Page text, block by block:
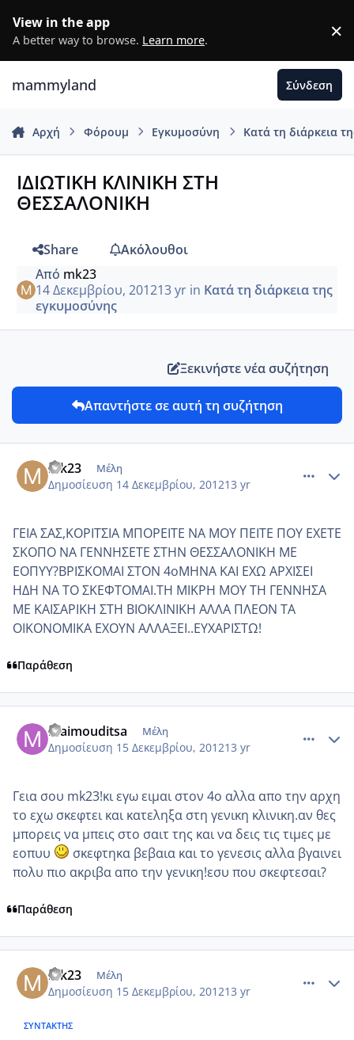
View in the app
A better way to browse. Learn more. ×
mammyland Σύνδεση
Αρχή Φόρουμ Εγκυμοσύνη Κατά τη διάρκεια
ΙΔΙΩΤΙΚΗ ΚΛΙΝΙΚΗ ΣΤΗ
ΘΕΣΣΑΛΟΝΙΚΗ
Share
Ακόλουθοι
Από mk23
14 Δεκεμβρίου, 201213 yrin Κατά τη διάρκεια της
εγκυμοσύνης
Ξεκινήστε νέα συζήτηση
Απαντήστε σε αυτή τη συζήτηση
mk23 Μέλη
Δημοσίευση 14 Δεκεμβρίου, 201213 yr
ΓΕΙΑ ΣΑΣ,ΚΟΡΙΤΣΙΑ ΜΠΟΡΕΙΤΕ ΝΑ ΜΟΥ ΠΕΙΤΕ ΠΟΥ ΕΧΕΤΕ
ΣΚΟΠΟ ΝΑ ΓΕΝΝΗΣΕΤΕ ΣΤΗΝ ΘΕΣΣΑΛΟΝΙΚΗ ΜΕ
ΕΟΠΥΥ?ΒΡΙΣΚΟΜΑΙ ΣΤΟΝ 4οΜΗΝΑ ΚΑΙ ΕΧΩ ΑΡΧΙΣΕΙ
ΗΔΗ ΝΑ ΤΟ ΣΚΕΦΤΟΜΑΙ.ΤΗ ΜΙΚΡΗ ΜΟΥ ΤΗ ΓΕΝΝΗΣΑ
ΜΕ ΚΑΙΣΑΡΙΚΗ ΣΤΗ ΒΙΟΚΛΙΝΙΚΗ ΑΛΛΑ ΠΛΕΟΝ ΤΑ
ΟΙΚΟΝΟΜΙΚΑ ΕΧΟΥΝ ΑΛΛΑΞΕΙ..ΕΥΧΑΡΙΣΤΩ!
Παράθεση
maimouditsa Μέλη
Δημοσίευση 15 Δεκεμβρίου, 201213 yr
Γεια σου mk23!κι εγω ειμαι στον 4ο αλλα απο την αρχη
το εχω σκεφτει και κατεληξα στη γενικη κλινικη.αν θες
μπορεις να μπεις στο σαιτ της και να δεις τις τιμες με
εοπυυ
σκεφτηκα βεβαια και το γενεσις αλλα βγαινει
πολυ πιο ακριβα απο την γενικη!εσυ που σκεφτεσαι?
Παράθεση
mk23 Μέλη
Δημοσίευση 15 Δεκεμβρίου, 201213 yr
ΣΥΝΤΆΚΤΗΣ